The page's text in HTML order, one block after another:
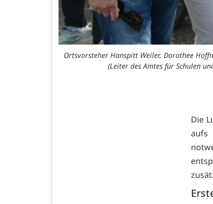
Ortsvorsteher Hanspitt Weiler, Dorothee
(Leiter des Amtes für Schulen
Die
aufs